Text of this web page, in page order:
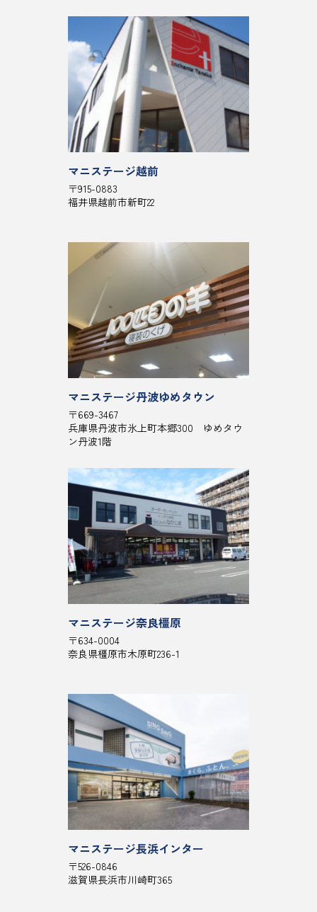
マニステージ越前
〒915-0883
福井県越前市新町22
マニステージ丹波ゆめタウン
〒669-3467
兵庫県丹波市氷上町本郷300 ゆめタウ
ン丹波1階
マニステージ奈良橿原
〒634-0004
奈良県橿原市木原町236-1
マニステージ長浜インター
〒526-0846
滋賀県長浜市川崎町365